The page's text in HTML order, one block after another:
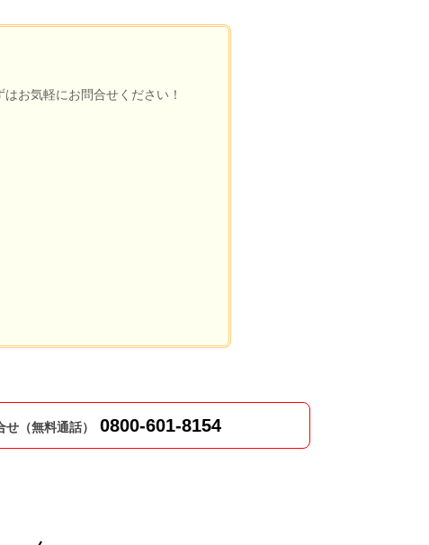
お気軽にお問合せください！
せ（無料通話） 0800-601-8154